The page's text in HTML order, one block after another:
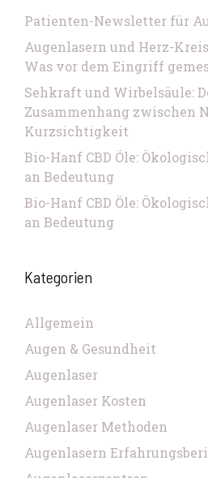
Patienten-Newsletter für
Augenlasern und Herz-
Was vor dem Eingriff
Sehkraft und Wirbelsäule:
Zusammenhang zwischen
Kurzsichtigkeit
Bio-Hanf CBD Öle:
an Bedeutung
Bio-Hanf CBD Öle:
an Bedeutung
Kategorien
Allgemein
Augen & Gesundheit
Augenlaser
Augenlaser Kosten
Augenlaser Methoden
Augenlasern